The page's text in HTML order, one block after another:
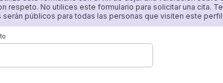
respeto. No utilices este formulario para solicitar una cita.
serán públicos para todas las personas que visiten este perfil.